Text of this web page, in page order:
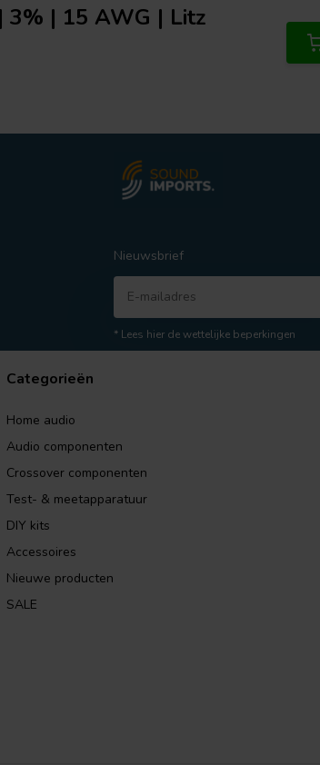
3% | 15 AWG | Litz
Nieuwsbrief
* Lees hier de wettelijke beperkingen
Categorieën
Home audio
Audio componenten
Crossover componenten
Test- & meetapparatuur
DIY kits
Accessoires
Nieuwe producten
SALE